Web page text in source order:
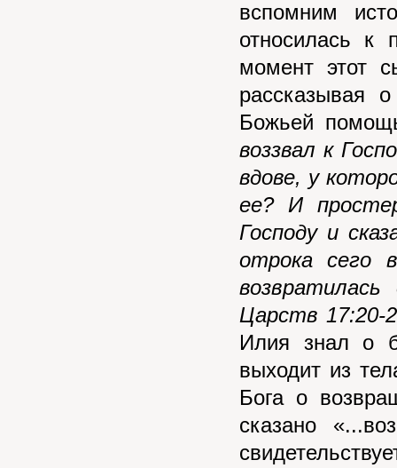
вспомним
относилась
момент этот
рассказывая
Божьей
воззвал к
вдове, у
ее? И
Господу и
отрока сего
Царств 17:20-
Илия знал о
выходит из
Бога о
сказано